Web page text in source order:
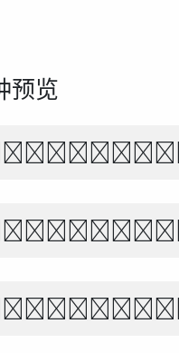
预览
下独行，山水
brown
тихо